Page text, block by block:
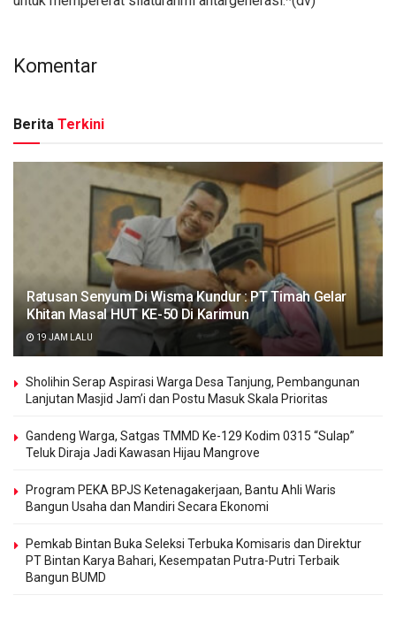
Komentar
Berita Terkini
Ratusan Senyum Di Wisma Kundur : PT Timah Gelar
Khitan Masal HUT KE-50 Di Karimun
19 JAM LALU
Sholihin Serap Aspirasi Warga Desa Tanjung, Pembangunan
Lanjutan Masjid Jam’i dan Postu Masuk Skala Prioritas
Gandeng Warga, Satgas TMMD Ke-129 Kodim 0315 “Sulap”
Teluk Diraja Jadi Kawasan Hijau Mangrove
Program PEKA BPJS Ketenagakerjaan, Bantu Ahli Waris
Bangun Usaha dan Mandiri Secara Ekonomi
Pemkab Bintan Buka Seleksi Terbuka Komisaris dan Direktur
PT Bintan Karya Bahari, Kesempatan Putra-Putri Terbaik
Bangun BUMD